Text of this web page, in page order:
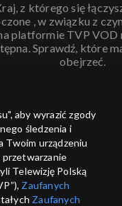
z którego się
, w związku z
platformie TVP VOD
Sprawdź, które
obejrzeć.
ANULUJ
aby wyrazić zgody
śledzenia i
Twoim urządzeniu
przetwarzanie
Telewizję Polską
Zaufanych
Zaufanych